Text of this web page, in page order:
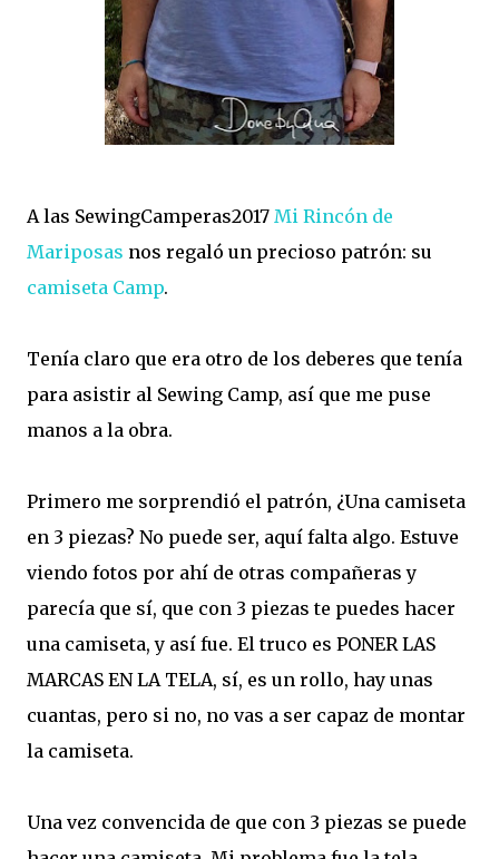
A las SewingCamperas2017 Mi Rincón de
Mariposas nos regaló un precioso patrón: su
camiseta Camp.
Tenía claro que era otro de los deberes que tenía
para asistir al Sewing Camp, así que me puse
manos a la obra.
Primero me sorprendió el patrón, ¿Una camiseta
en 3 piezas? No puede ser, aquí falta algo. Estuve
viendo fotos por ahí de otras compañeras y
parecía que sí, que con 3 piezas te puedes hacer
una camiseta, y así fue. El truco es PONER LAS
MARCAS EN LA TELA, sí, es un rollo, hay unas
cuantas, pero si no, no vas a ser capaz de montar
la camiseta.
Una vez convencida de que con 3 piezas se puede